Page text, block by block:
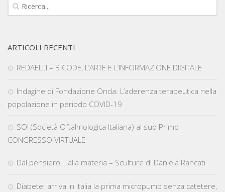
ARTICOLI RECENTI
REDAELLI – B CODE, L’ARTE E L’INFORMAZIONE DIGITALE
Indagine di Fondazione Onda: L’aderenza terapeutica nella
popolazione in periodo COVID-19
SOI (Società Oftalmologica Italiana) al suo Primo
CONGRESSO VIRTUALE
Dal pensiero… alla materia – Sculture di Daniela Rancati
Diabete: arriva in Italia la prima micropump senza catetere,